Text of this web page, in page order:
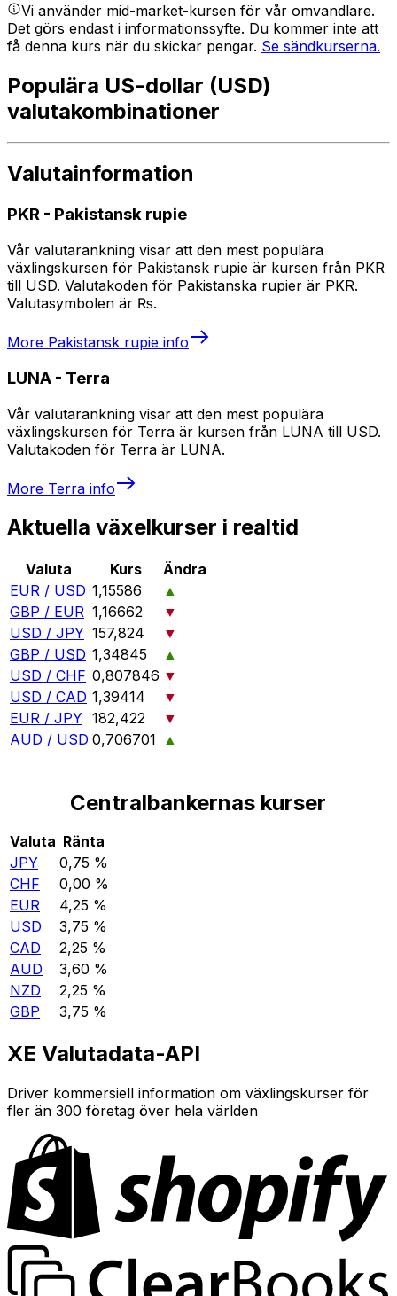
Vi använder mid-market-kursen för vår omvandlare.
Det görs endast i informationssyfte. Du kommer inte att
få denna kurs när du skickar pengar. Se sändkurserna.
Populära US-dollar (USD)
valutakombinationer
Valutainformation
PKR - Pakistansk rupie
Vår valutarankning visar att den mest populära
växlingskursen för Pakistansk rupie är kursen från PKR
till USD. Valutakoden för Pakistanska rupier är PKR.
Valutasymbolen är ₨.
More Pakistansk rupie info
LUNA - Terra
Vår valutarankning visar att den mest populära
växlingskursen för Terra är kursen från LUNA till USD.
Valutakoden för Terra är LUNA.
More Terra info
Aktuella växelkurser i realtid
Valuta Kurs
Ändra
EUR / USD 1,15586
▲
GBP / EUR 1,16662
▼
USD / JPY 157,824
▼
GBP / USD 1,34845
▲
USD / CHF 0,807846 ▼
USD / CAD 1,39414
▼
EUR / JPY 182,422
▼
AUD / USD 0,706701 ▲
Centralbankernas kurser
Valuta Ränta
JPY
0,75 %
CHF
0,00 %
EUR
4,25 %
USD
3,75 %
CAD
2,25 %
AUD
3,60 %
NZD
2,25 %
GBP
3,75 %
XE Valutadata-API
Driver kommersiell information om växlingskurser för
fler än 300 företag över hela världen